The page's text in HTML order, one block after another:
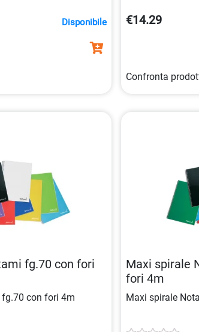
Disponibile €14.29
Confronta
fg.70 con fori
con fori 4m
Maxi spirale
fori 4m
Maxi spirale